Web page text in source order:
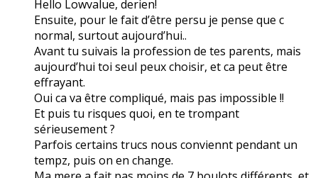
Hello Lowvalue, derien!
Ensuite, pour le fait d’être persu je pense que c
normal, surtout aujourd’hui..
Avant tu suivais la profession de tes parents, mais
aujourd’hui toi seul peux choisir, et ca peut être
effrayant.
Oui ca va être compliqué, mais pas impossible !!
Et puis tu risques quoi, en te trompant
sérieusement ?
Parfois certains trucs nous conviennt pendant un
tempz, puis on en change.